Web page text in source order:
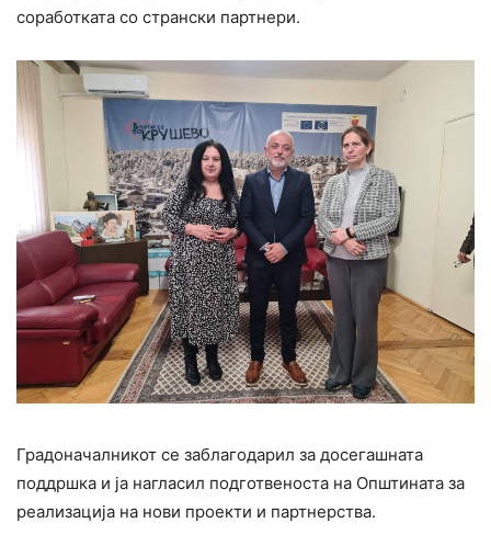
соработката со странски партнери.
Градоначалникот се заблагодарил за досегашната
поддршка и ја нагласил подготвеноста на Општината за
реализација на нови проекти и партнерства.